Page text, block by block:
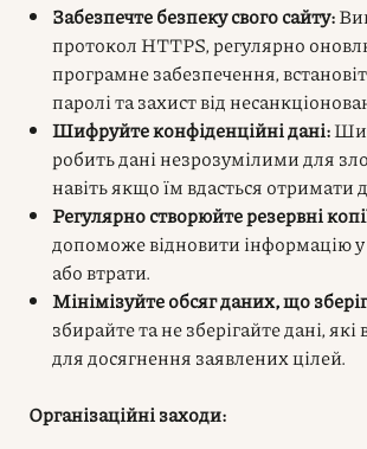
Забезпечте безпеку свого сайту:
протокол HTTPS, регулярно
програмне забезпечення,
паролі та захист від
Шифруйте конфіденційні дані:
робить дані незрозумілими для
навіть якщо їм вдасться отримати
Регулярно створюйте резервні
допоможе відновити інформацію у
або втрати.
Мінімізуйте обсяг даних, що
збирайте та не зберігайте дані, які
для досягнення заявлених цілей.
Організаційні заходи: